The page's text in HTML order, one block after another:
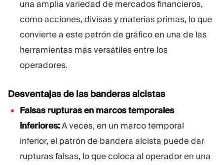
una amplia variedad de mercados financieros,
como acciones, divisas y materias primas, lo que
convierte a este patrón de gráfico en una de las
herramientas más versátiles entre los
operadores.
Desventajas de las banderas alcistas
Falsas rupturas en marcos temporales
inferiores:A veces, en un marco temporal
inferior, el patrón de bandera alcista puede dar
rupturas falsas, lo que coloca al operador en una